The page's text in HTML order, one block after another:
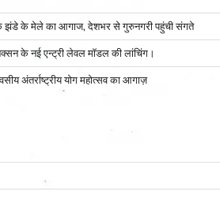
झंडे के मेले का आगाज, देशभर से गुरुनगरी पहुंची संगते
के नई एन्ट्री लेवल मॉडल की लांचिंग।
अंतर्राष्ट्रीय योग महोत्सव का आगाज़